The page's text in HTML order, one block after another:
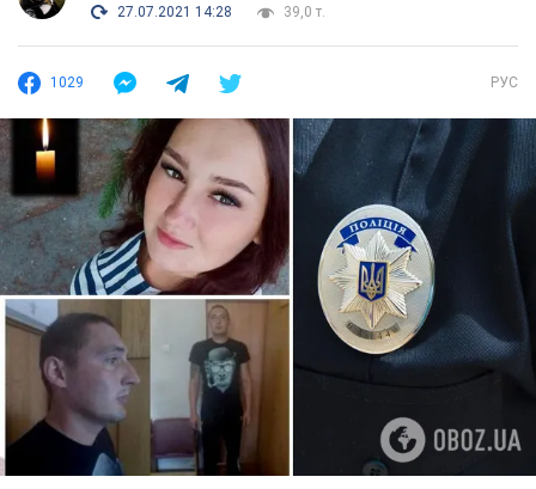
27.07.2021 14:28
39,0 т.
1029 РУС